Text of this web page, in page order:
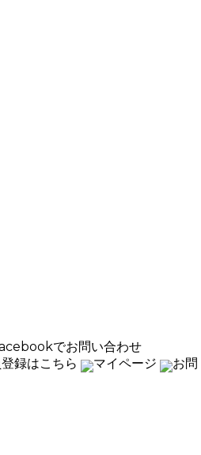
でお問い合わせ
録はこちら マイページ
お問